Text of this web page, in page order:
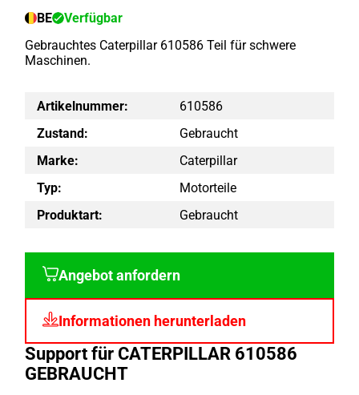
BE
Verfügbar
Gebrauchtes Caterpillar 610586 Teil für schwere
Maschinen.
Artikelnummer:
610586
Zustand:
Gebraucht
Marke:
Caterpillar
Typ:
Motorteile
Produktart:
Gebraucht
Angebot anfordern
Informationen herunterladen
Support für CATERPILLAR 610586
GEBRAUCHT